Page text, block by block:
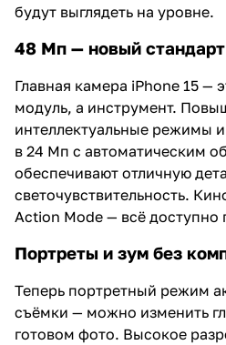
будут выглядеть на уровне.
48 Мп — новый
Главная камера iPhone 15 —
модуль, а инструмент.
интеллектуальные режимы
в 24 Мп с автоматическим
обеспечивают отличную
светочувствительность.
Action Mode — всё доступно
Портреты и зум без
Теперь портретный режим
съёмки — можно изменить
готовом фото. Высокое